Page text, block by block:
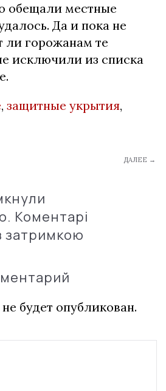
обещали местные
Да и пока не
ли горожанам те
исключили из списка
, защитные укрытия,
ДАЛЕЕ →
Коментарі
затримкою
будет опубликован.